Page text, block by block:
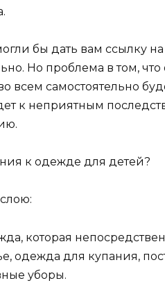
бы дать вам ссылку
Но проблема в том,
всем самостоятельно
к неприятным
к одежде для детей?
которая
одежда для купания,
уборы.